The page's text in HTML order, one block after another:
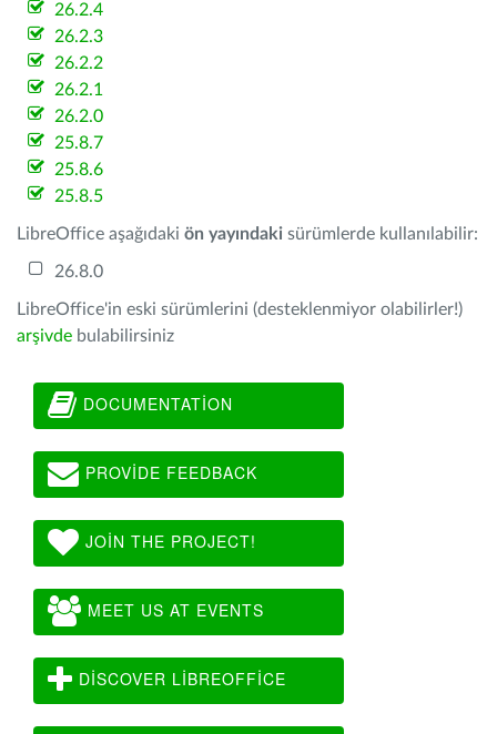
26.2.4
26.2.3
26.2.2
26.2.1
26.2.0
25.8.7
25.8.6
25.8.5
LibreOffice aşağıdaki ön yayındaki sürümlerde kullanılabilir:
26.8.0
LibreOffice'in eski sürümlerini (desteklenmiyor olabilirler!)
arşivde bulabilirsiniz
DOCUMENTATION
PROVIDE FEEDBACK
JOIN THE PROJECT!
MEET US AT EVENTS
DISCOVER LIBREOFFICE